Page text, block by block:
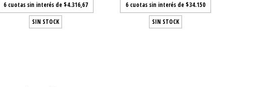
6 cuotas sin interés de $4.316,67
SIN STOCK
6 cuotas sin interés de $34.150
SIN STOCK